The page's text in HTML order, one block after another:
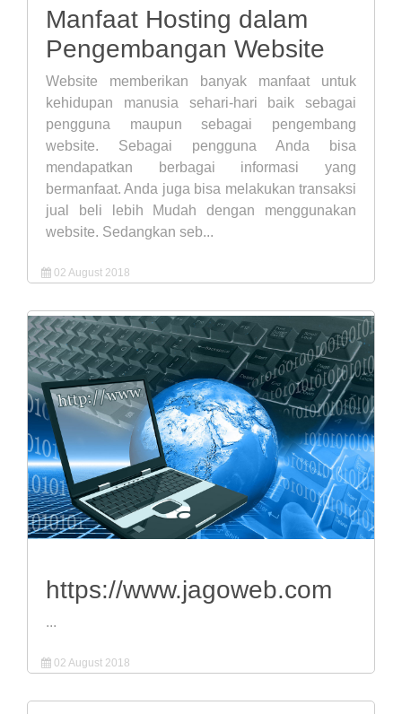
Manfaat Hosting dalam
Pengembangan Website
Website memberikan banyak manfaat untuk
kehidupan manusia sehari-hari baik sebagai
pengguna maupun sebagai pengembang
website. Sebagai pengguna Anda bisa
mendapatkan berbagai informasi yang
bermanfaat. Anda juga bisa melakukan transaksi
jual beli lebih Mudah dengan menggunakan
website. Sedangkan seb...
02 August 2018
https://www.jagoweb.com
...
02 August 2018